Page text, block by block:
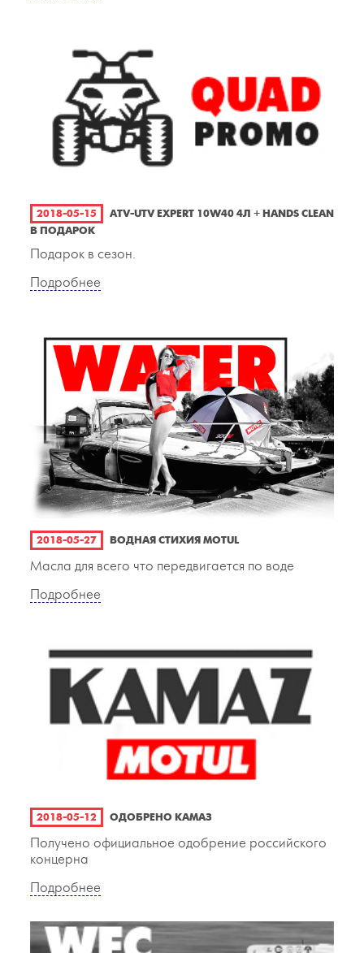
2018-05-15
ATV-UTV EXPERT 10W40 4Л + HANDS CLEAN
В ПОДАРОК
Подарок в сезон.
Подробнее
2018-05-27 ВОДНАЯ СТИХИЯ MOTUL
Масла для всего что передвигается по воде
Подробнее
2018-05-12 ОДОБРЕНО КАМАЗ
Получено официальное одобрение российского
концерна
Подробнее